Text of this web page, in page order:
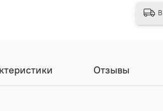
Отзывы